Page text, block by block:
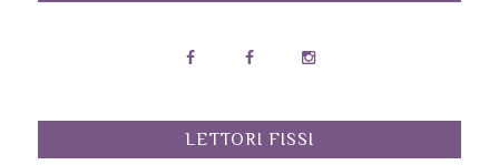
LETTORI FISSI